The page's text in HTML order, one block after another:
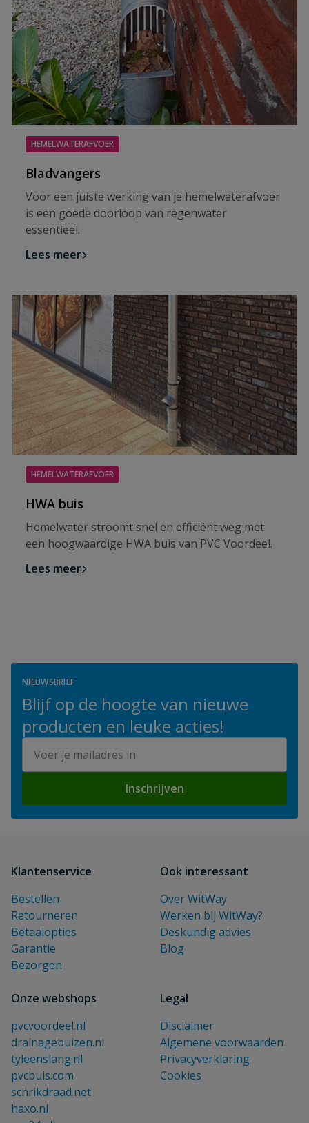
HEMELWATERAFVOER
Bladvangers
Voor een juiste werking van je hemelwaterafvoer
is een goede doorloop van regenwater
essentieel.
Lees meer
HEMELWATERAFVOER
HWA buis
Hemelwater stroomt snel en efficiënt weg met
een hoogwaardige HWA buis van PVC Voordeel.
Lees meer
NIEUWSBRIEF
Blijf op de hoogte van nieuwe
producten en leuke acties!
Inschrijven
Klantenservice
Bestellen
Retourneren
Betaalopties
Garantie
Bezorgen
Ook interessant
Over WitWay
Werken bij WitWay?
Deskundig advies
Blog
Onze webshops
pvcvoordeel.nl
drainagebuizen.nl
tyleenslang.nl
pvcbuis.com
schrikdraad.net
haxo.nl
Legal
Disclaimer
Algemene voorwaarden
Privacyverklaring
Cookies